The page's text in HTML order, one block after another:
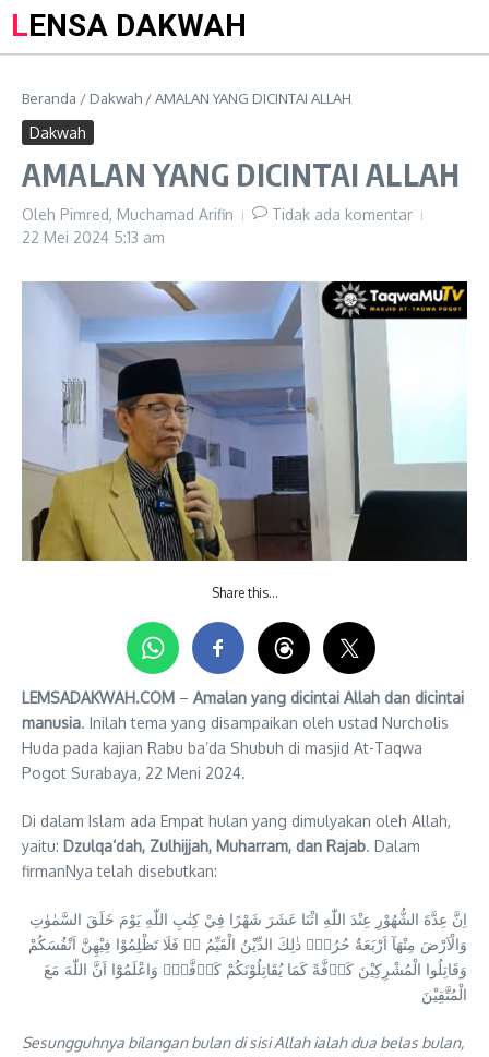
LENSA DAKWAH
Beranda / Dakwah /AMALAN YANG DICINTAI ALLAH
Dakwah
AMALAN YANG DICINTAI ALLAH
Oleh Pimred, Muchamad Arifin
Tidak ada komentar
22 Mei 2024 5:13 am
Share this…
LEMSADAKWAH.COM – Amalan yang dicintai Allah dan dicintai
manusia. Inilah tema yang disampaikan oleh ustad Nurcholis
Huda pada kajian Rabu ba’da Shubuh di masjid At-Taqwa
Pogot Surabaya, 22 Meni 2024.
Di dalam Islam ada Empat hulan yang dimulyakan oleh Allah,
yaitu: Dzulqa’dah, Zulhijjah, Muharram, dan Rajab. Dalam
firmanNya telah disebutkan:
اِنَّ عِدَّةَ الشُّهُوْرِ عِنْدَ اللّٰهِ اثْنَا عَشَرَ شَهْرًا فِيْ كِتٰبِ اللّٰهِ يَوْمَ خَلَقَ السَّمٰوٰتِ
وَالْاَرْضَ مِنْهَآ اَرْبَعَةٌ حُرُمٌۗ ذٰلِكَ الدِّيْنُ الْقَيِّمُ ەۙ فَلَا تَظْلِمُوْا فِيْهِنَّ اَنْفُسَكُمْ
وَقَاتِلُوا الْمُشْرِكِيْنَ كَاۤفَّةً كَمَا يُقَاتِلُوْنَكُمْ كَاۤفَّةًۗ وَاعْلَمُوْٓا اَنَّ اللّٰهَ مَعَ
الْمُتَّقِيْنَ
Sesungguhnya bilangan bulan di sisi Allah ialah dua belas bulan,